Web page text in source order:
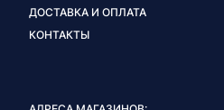
ДОСТАВКА И ОПЛАТА
КОНТАКТЫ